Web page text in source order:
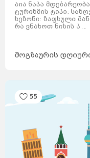
აია ნაპა
ტურიზმის ტიპი:
სეზონი: ზაფხული
რა ვნახოთ ნისის პ ...
მოგზაურის
55